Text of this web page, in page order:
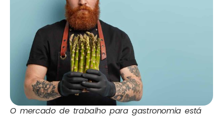
O mercado de trabalho para gastronomia está